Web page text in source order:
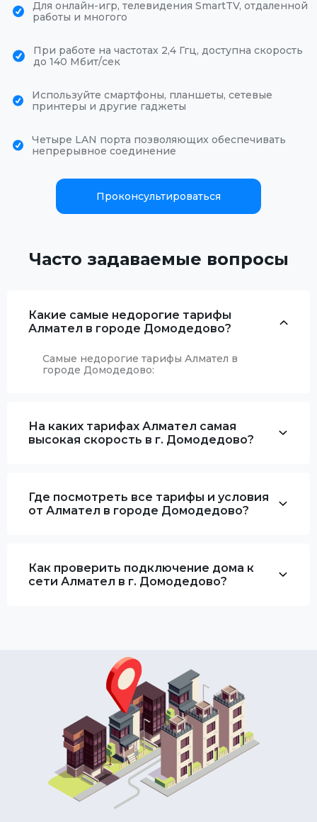
Для онлайн-игр, телевидения SmartTV, отдаленной
работы и многого
При работе на частотах 2,4 Ггц, доступна скорость
до 140 Мбит/сек
Используйте смартфоны, планшеты, сетевые
принтеры и другие гаджеты
Четыре LAN порта позволяющих обеспечивать
непрерывное соединение
Проконсультироваться
Часто задаваемые вопросы
Какие самые недорогие тарифы
Алмател в городе Домодедово?
Самые недорогие тарифы Алмател в
городе Домодедово:
На каких тарифах Алмател самая
высокая скорость в г. Домодедово?
Где посмотреть все тарифы и условия
от Алмател в городе Домодедово?
Как проверить подключение дома к
сети Алмател в г. Домодедово?